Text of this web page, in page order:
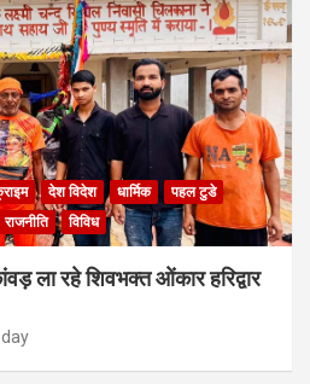
देश विदेश धार्मिक
पहल टुडे
राजनीति विविध
ला रहे शिवभक्त ओंकार हरिद्वार